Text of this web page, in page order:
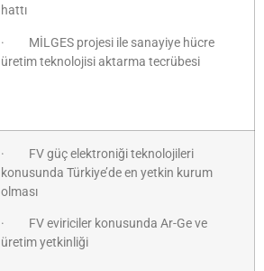
hattı
· MİLGES projesi ile sanayiye hücre
üretim teknolojisi aktarma tecrübesi
· FV güç elektroniği teknolojileri
konusunda Türkiye’de en yetkin kurum
olması
· FV eviriciler konusunda Ar-Ge ve
üretim yetkinliği